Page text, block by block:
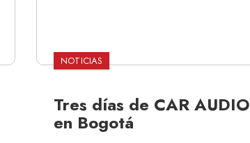
NOTICIAS
Tres días de CAR AUDIO
en Bogotá